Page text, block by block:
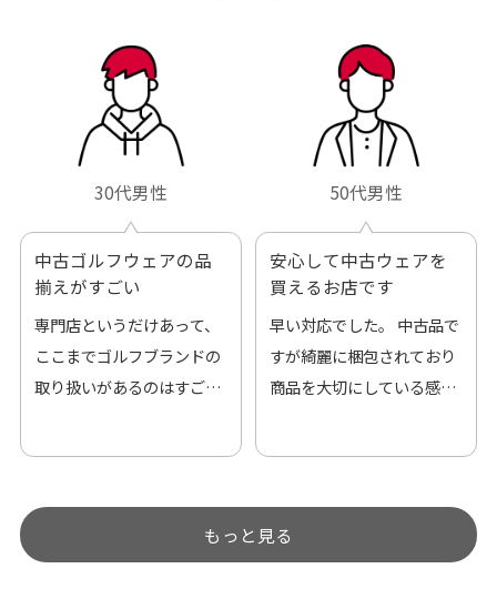
30代男性
中古ゴルフウェアの品
揃えがすごい
専門店というだけあって、
ここまでゴルフブランドの
取り扱いがあるのはすご
す。
50代男性
安心して中古ウェアを
買えるお店です
早い対応でした。 中古品で
すが綺麗に梱包されており
商品を大切にしている感が
うぐらい目立つことなく綺
麗な商品でお安く購入でき
もっと見る